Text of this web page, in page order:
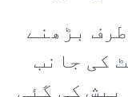
بڑھنے
کی جانب